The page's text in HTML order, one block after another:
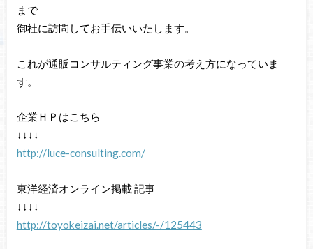
まで
御社に訪問してお手伝いいたします。
これが通販コンサルティング事業の考え方になっていま
す。
企業ＨＰはこちら
↓↓↓↓
http://luce-consulting.com/
東洋経済オンライン掲載 記事
↓↓↓↓
http://toyokeizai.net/articles/-/125443